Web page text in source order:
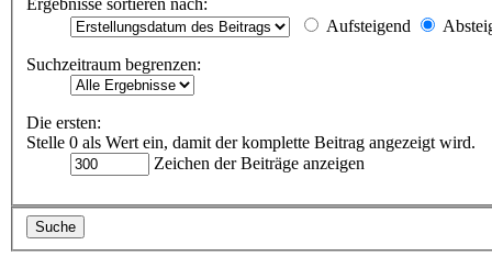
Ergebnisse sortieren nach:
Aufsteigend
Suchzeitraum begrenzen:
Die ersten:
Stelle 0 als Wert ein, damit der komplette Beitrag angezeigt wird.
Zeichen der Beiträge anzeigen